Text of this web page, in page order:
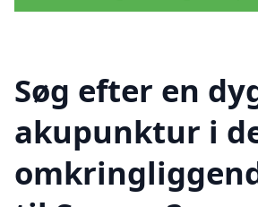
Søg efter en
akupunktur i